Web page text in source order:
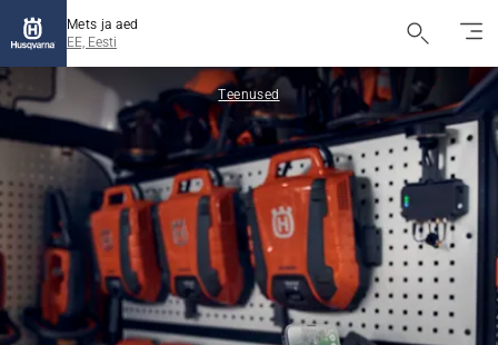
Mets ja aed
EE, Eesti
Teenused